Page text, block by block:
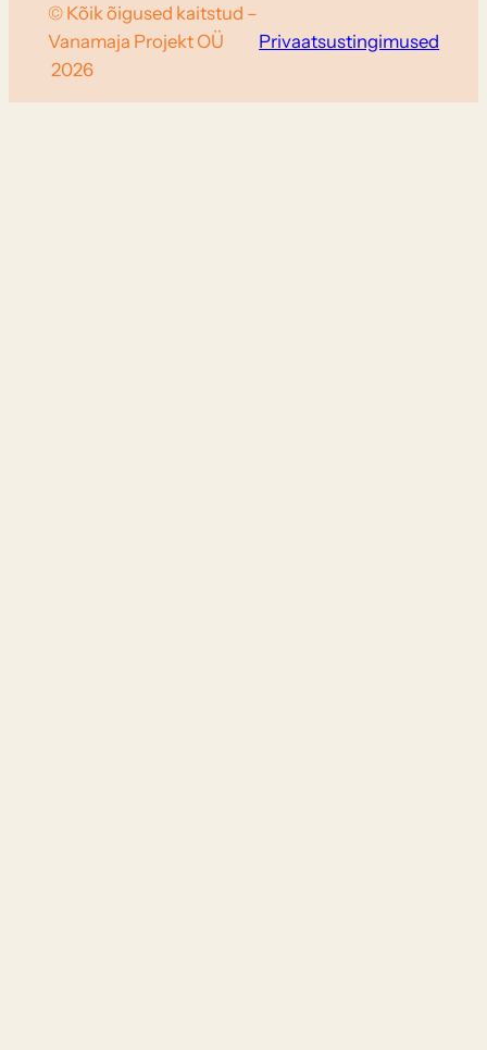
© Kõik õigused kaitstud –
Vanamaja Projekt OÜ
2026
Privaatsustingimused